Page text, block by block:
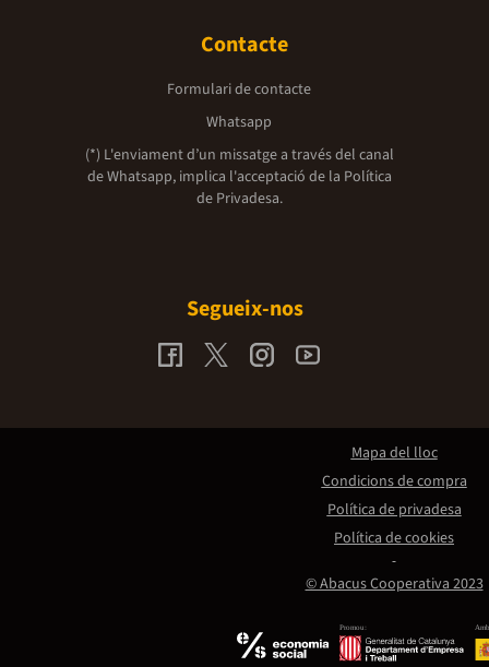
Contacte
Formulari de contacte
Whatsapp
(*) L'enviament d’un missatge a través del canal
de Whatsapp, implica l'acceptació de la Política
de Privadesa.
Segueix-nos
Promou:
© Abacus Cooperativa 2023
Mapa del lloc
Condicions de compra
Política de privadesa
Política de cookies